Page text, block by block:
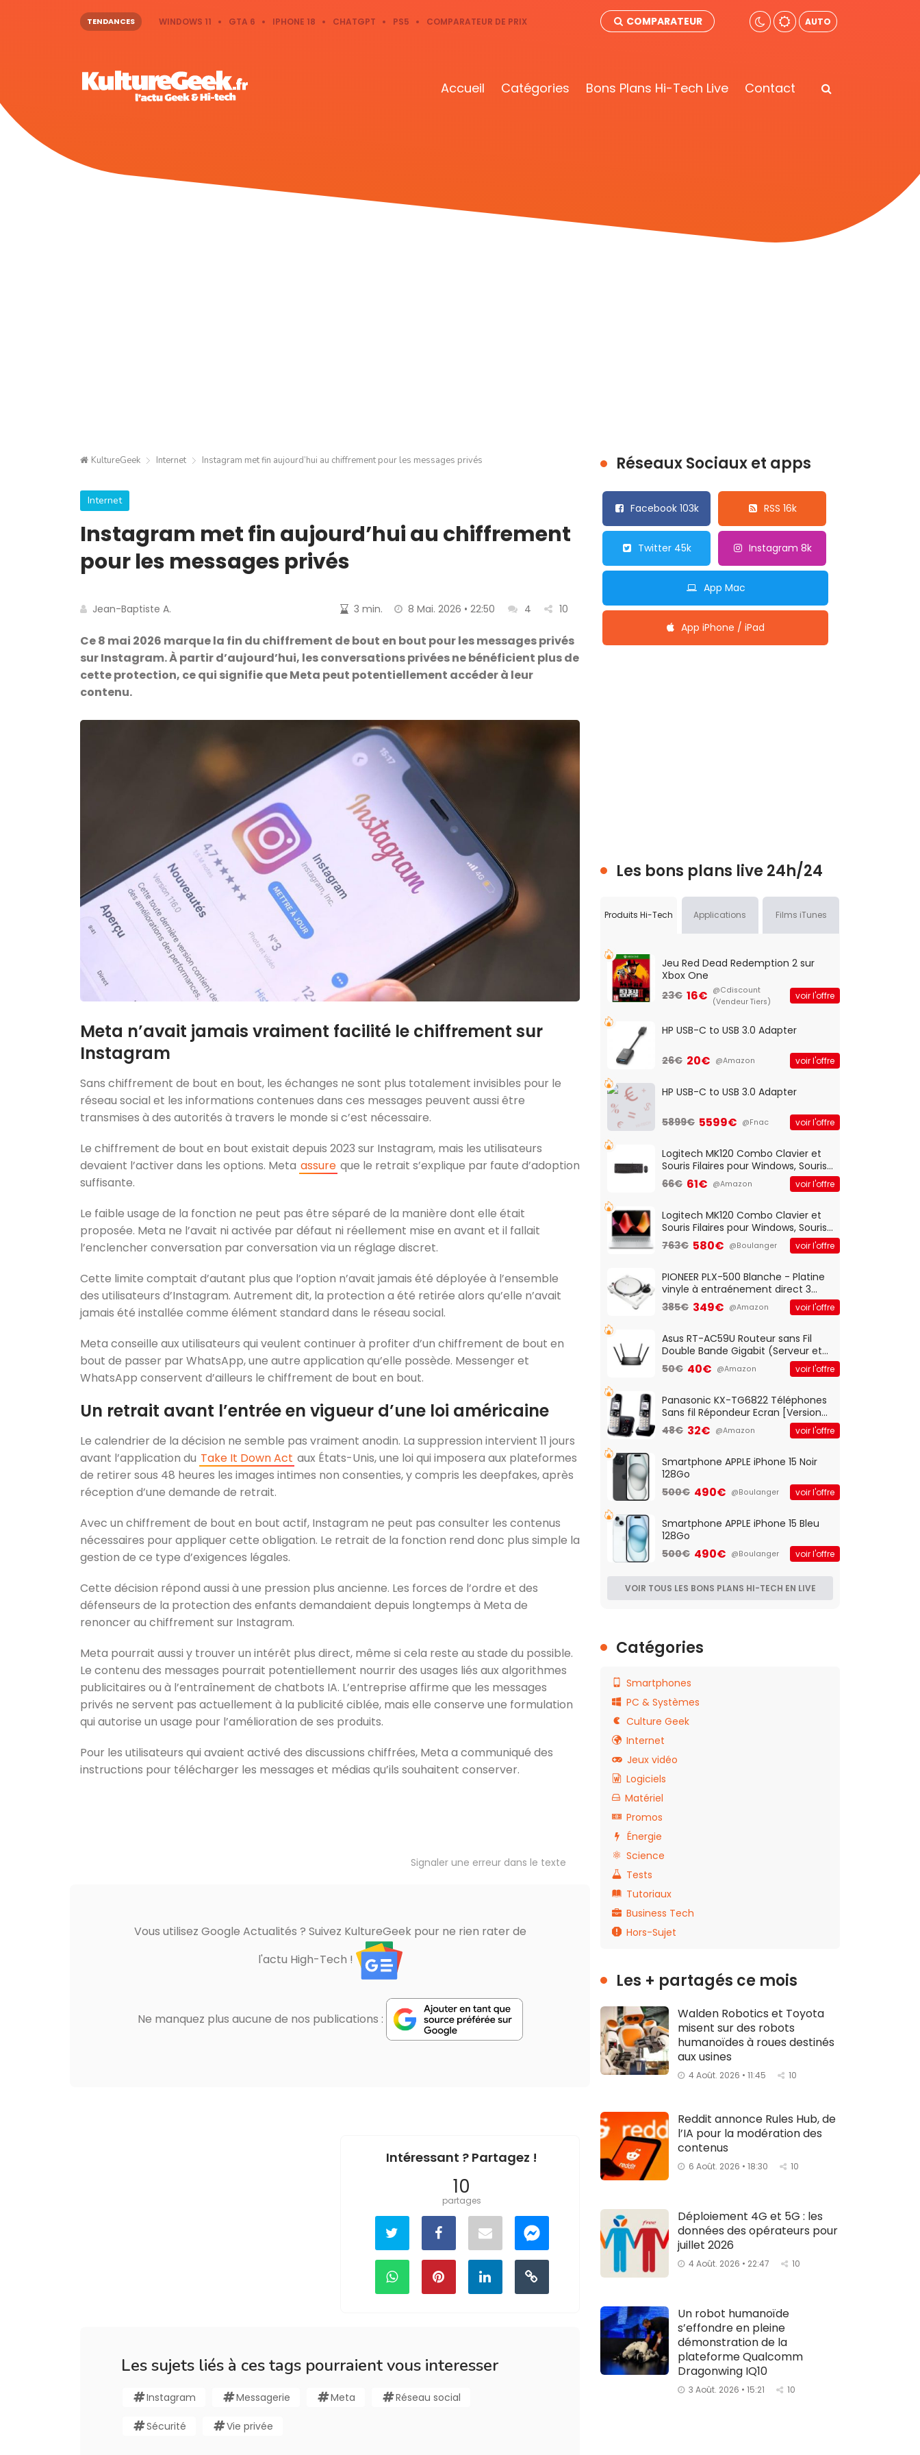
TENDANCES WINDOWS 11 GTA 6 IPHONE 18 CHATGPT PS5 COMPARATEUR DE PRIX COMPARATEUR AUTO
Accueil Catégories Bons Plans Hi-Tech Live Contact
KultureGeek Internet Instagram met fin aujourd’hui au chiffrement pour les messages privés
Internet
Instagram met fin aujourd’hui au chiffrement
pour les messages privés
Jean-Baptiste A. 3 min. 8 Mai. 2026 • 22:50 4 10
Ce 8 mai 2026 marque la fin du chiffrement de bout en bout pour les messages privés
sur Instagram. À partir d’aujourd’hui, les conversations privées ne bénéficient plus de
cette protection, ce qui signifie que Meta peut potentiellement accéder à leur
contenu.
Meta n’avait jamais vraiment facilité le chiffrement sur
Instagram
Sans chiffrement de bout en bout, les échanges ne sont plus totalement invisibles pour le
réseau social et les informations contenues dans ces messages peuvent aussi être
transmises à des autorités à travers le monde si c’est nécessaire.
Le chiffrement de bout en bout existait depuis 2023 sur Instagram, mais les utilisateurs
devaient l’activer dans les options. Meta assure que le retrait s’explique par faute d’adoption
suffisante.
Le faible usage de la fonction ne peut pas être séparé de la manière dont elle était
proposée. Meta ne l’avait ni activée par défaut ni réellement mise en avant et il fallait
l’enclencher conversation par conversation via un réglage discret.
Cette limite comptait d’autant plus que l’option n’avait jamais été déployée à l’ensemble
des utilisateurs d’Instagram. Autrement dit, la protection a été retirée alors qu’elle n’avait
jamais été installée comme élément standard dans le réseau social.
Meta conseille aux utilisateurs qui veulent continuer à profiter d’un chiffrement de bout en
bout de passer par WhatsApp, une autre application qu’elle possède. Messenger et
WhatsApp conservent d’ailleurs le chiffrement de bout en bout.
Un retrait avant l’entrée en vigueur d’une loi américaine
Le calendrier de la décision ne semble pas vraiment anodin. La suppression intervient 11 jours
avant l’application du Take It Down Act aux États-Unis, une loi qui imposera aux plateformes
de retirer sous 48 heures les images intimes non consenties, y compris les deepfakes, après
réception d’une demande de retrait.
Avec un chiffrement de bout en bout actif, Instagram ne peut pas consulter les contenus
nécessaires pour appliquer cette obligation. Le retrait de la fonction rend donc plus simple la
gestion de ce type d’exigences légales.
Cette décision répond aussi à une pression plus ancienne. Les forces de l’ordre et des
défenseurs de la protection des enfants demandaient depuis longtemps à Meta de
renoncer au chiffrement sur Instagram.
Meta pourrait aussi y trouver un intérêt plus direct, même si cela reste au stade du possible.
Le contenu des messages pourrait potentiellement nourrir des usages liés aux algorithmes
publicitaires ou à l’entraînement de chatbots IA. L’entreprise affirme que les messages
privés ne servent pas actuellement à la publicité ciblée, mais elle conserve une formulation
qui autorise un usage pour l’amélioration de ses produits.
Pour les utilisateurs qui avaient activé des discussions chiffrées, Meta a communiqué des
instructions pour télécharger les messages et médias qu’ils souhaitent conserver.
Signaler une erreur dans le texte
Vous utilisez Google Actualités ? Suivez KultureGeek pour ne rien rater de
l'actu High-Tech !
Ne manquez plus aucune de nos publications :
Intéressant ? Partagez !
10
partages
Les sujets liés à ces tags pourraient vous interesser
Instagram Messagerie Meta Réseau social
Sécurité Vie privée
Réseaux Sociaux et apps
Facebook 103k RSS 16k
Twitter 45k Instagram 8k
App Mac
App iPhone / iPad
Les bons plans live 24h/24
Produits Hi-Tech Applications Films iTunes
Jeu Red Dead Redemption 2 sur
Xbox One
23€ 16€ @Cdiscount
(Vendeur Tiers)
voir l'offre
HP USB-C to USB 3.0 Adapter
26€ 20€ @Amazon voir l'offre
HP USB-C to USB 3.0 Adapter
5899€ 5599€ @Fnac voir l'offre
Logitech MK120 Combo Clavier et
Souris Filaires pour Windows, Souris
Optique Filaire, Connexion USB Plug
And Play, Confortable, Taille
QWERTY UK - Noir
66€ 61€ @Amazon voir l'offre
Logitech MK120 Combo Clavier et
Souris Filaires pour Windows, Souris
Optique Filaire, Connexion USB Plug
And Play, Confortable, Taille
QWERTY UK - Noir
763€ 580€ @Boulanger voir l'offre
PIONEER PLX-500 Blanche - Platine
vinyle à entraénement direct 3
vitesses (33-45-78 trs/min) avec
pre-ampli intégré et port USB
385€ 349€ @Amazon voir l'offre
Asus RT-AC59U Routeur sans Fil
Double Bande Gigabit (Serveur et
Client VPN, Triple Vlan, Mode Point
d'accès et Bridge, contrôle
50€ 40€ @Amazon voir l'offre
Panasonic KX-TG6822 Téléphones
Sans fil Répondeur Ecran [Version
Française]
48€ 32€ @Amazon voir l'offre
Smartphone APPLE iPhone 15 Noir
128Go
500€ 490€ @Boulanger voir l'offre
Smartphone APPLE iPhone 15 Bleu
128Go
500€ 490€ @Boulanger voir l'offre
VOIR TOUS LES BONS PLANS HI-TECH EN LIVE
Catégories
Smartphones
PC & Systèmes
Culture Geek
Internet
Jeux vidéo
Logiciels
Matériel
Promos
Énergie
Science
Tests
Tutoriaux
Business Tech
Hors-Sujet
Les + partagés ce mois
Walden Robotics et Toyota
misent sur des robots
humanoïdes à roues destinés
aux usines
4 Août. 2026 • 11:45 10
Reddit annonce Rules Hub, de
l’IA pour la modération des
contenus
6 Août. 2026 • 18:30 10
Déploiement 4G et 5G : les
données des opérateurs pour
juillet 2026
4 Août. 2026 • 22:47 10
Un robot humanoïde
s’effondre en pleine
démonstration de la
plateforme Qualcomm
Dragonwing IQ10
3 Août. 2026 • 15:21 10